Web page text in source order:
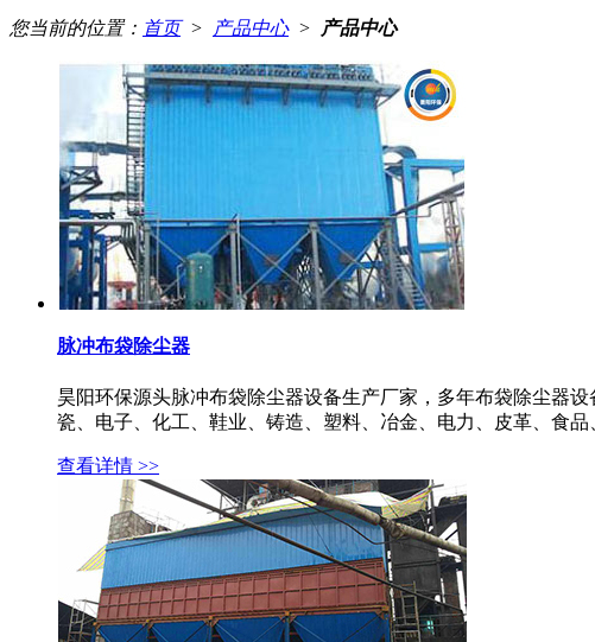
您当前的位置： 首页> 产品中心> 产品中心
脉冲布袋除尘器
昊阳环保源头脉冲布袋除尘器设备生产厂家，多年布袋除尘器
瓷、电子、化工、鞋业、铸造、塑料、冶金、电力、皮革、食
查看详情 >>